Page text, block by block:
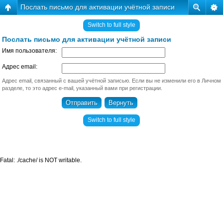
Послать письмо для активации учётной записи
Switch to full style
Послать письмо для активации учётной записи
Имя пользователя:
Адрес email:
Адрес email, связанный с вашей учётной записью. Если вы не изменили его в Личном
разделе, то это адрес e-mail, указанный вами при регистрации.
Switch to full style
Fatal: ./cache/ is NOT writable.